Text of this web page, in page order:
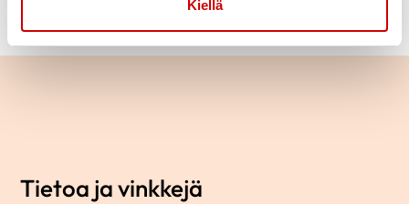
Kiellä
Tietoa ja vinkkejä